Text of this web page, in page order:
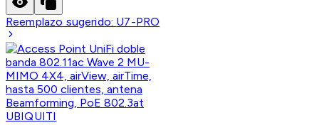
Reemplazo sugerido: U7-PRO
UBIQUITI